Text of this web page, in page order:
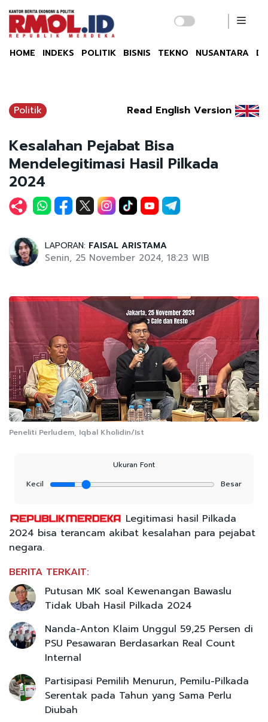
HOME INDEKS POLITIK BISNIS TEKNO NUSANTARA
Politik Read English Version
Kesalahan Pejabat Bisa
Mendelegitimasi Hasil Pilkada
2024
LAPORAN: FAISAL ARISTAMA
Senin, 25 November 2024, 18:23 WIB
Peneliti Perludem, Iqbal Kholidin/Ist
Ukuran Font
Kecil
Besar
Legitimasi hasil Pilkada
2024 bisa terancam akibat kesalahan para pejabat
negara.
BERITA TERKAIT:
Putusan MK soal Kewenangan Bawaslu
Tidak Ubah Hasil Pilkada 2024
Nanda-Anton Klaim Unggul 59,25 Persen di
PSU Pesawaran Berdasarkan Real Count
Internal
Partisipasi Pemilih Menurun, Pemilu-Pilkada
Serentak pada Tahun yang Sama Perlu
Diubah